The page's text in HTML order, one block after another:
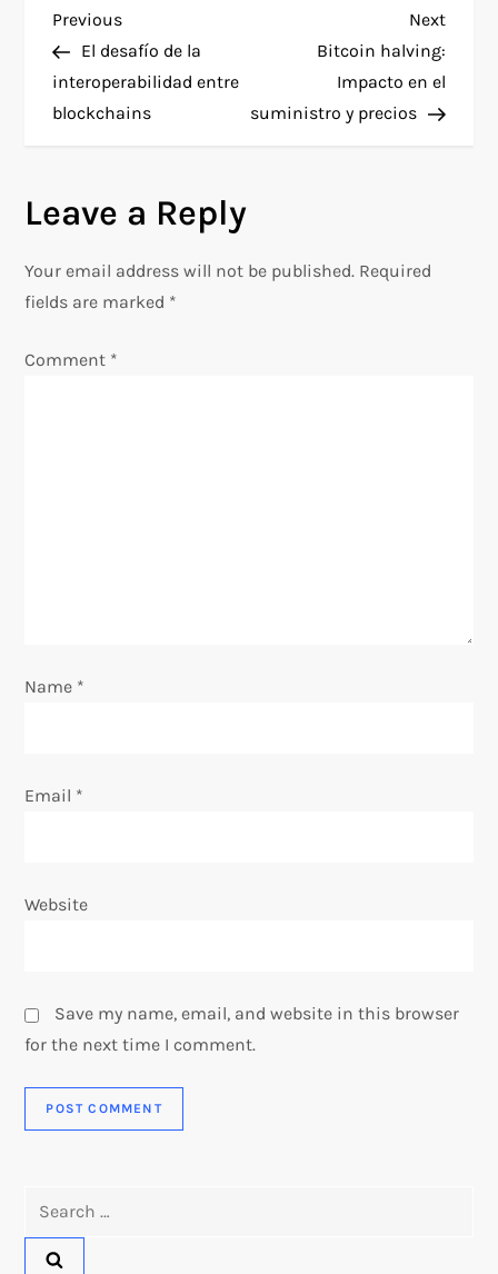
P
o
s
n
a
n
Previous
Post
Previous
El desafío de la
interoperabilidad entre
blockchains
Next
Post
Next
Bitcoin halving:
Impacto en el
suministro y precios
Leave a Reply
Your email address will not be published. Required
fields are marked *
Comment *
Name *
Email *
Website
Save my name, email, and website in this browser
for the next time I comment.